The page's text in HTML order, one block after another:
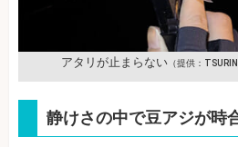
アタリが止まらない（提供：
静けさの中で豆アジが時